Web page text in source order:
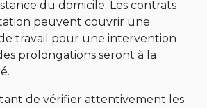
du domicile. Les contrats
peuvent couvrir une
travail pour une intervention
prolongations seront à la
de vérifier attentivement les